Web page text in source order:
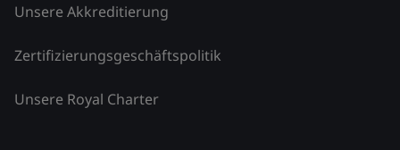
Unsere Akkreditierung
Zertifizierungsgeschäftspolitik
Unsere Royal Charter